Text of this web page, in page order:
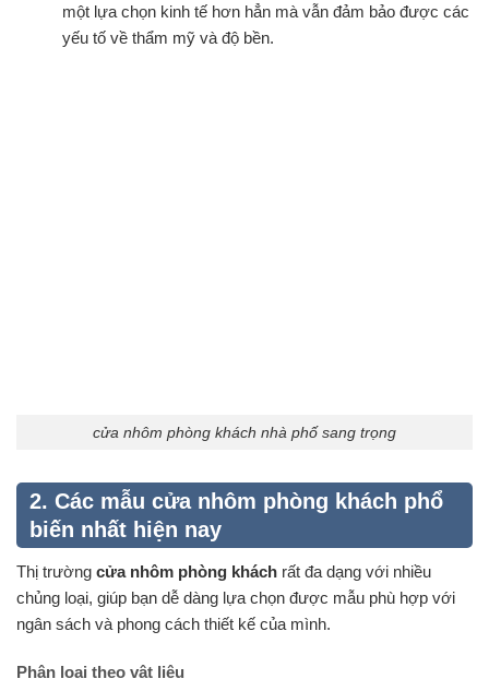
một lựa chọn kinh tế hơn hẳn mà vẫn đảm bảo được các
yếu tố về thẩm mỹ và độ bền.
cửa nhôm phòng khách nhà phố sang trọng
2. Các mẫu cửa nhôm phòng khách phổ
biến nhất hiện nay
Thị trường cửa nhôm phòng khách rất đa dạng với nhiều
chủng loại, giúp bạn dễ dàng lựa chọn được mẫu phù hợp với
ngân sách và phong cách thiết kế của mình.
Phân loại theo vật liệu